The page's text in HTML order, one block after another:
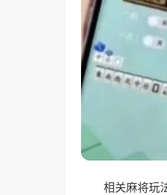
相关麻将玩